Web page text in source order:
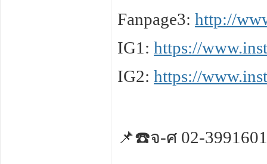
Fanpage3: http://
IG1: https://
IG2: https://
📌☎️จ-ศ 02-